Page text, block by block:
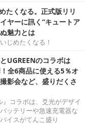
たくなる。正式版リリ
ヤーに訊く“キュートア
魅力とは
じめたくなる！
UGREENのコラボは
全6商品に使える5％オ
影会など、盛りだくさ
』コラボは、爻光がデザイ
ッテリーや急速充電器な
イスがてんこ盛り